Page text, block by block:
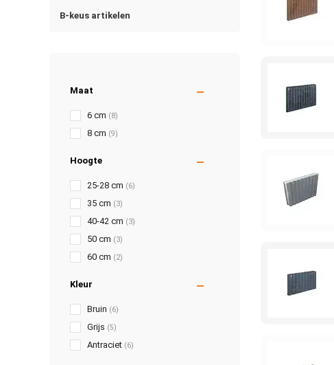
B-keus artikelen
Maat
6 cm (8)
8 cm (9)
Hoogte
25-28 cm (6)
35 cm (3)
40-42 cm (3)
50 cm (3)
60 cm (2)
Kleur
Bruin (6)
Grijs (5)
Antraciet (6)